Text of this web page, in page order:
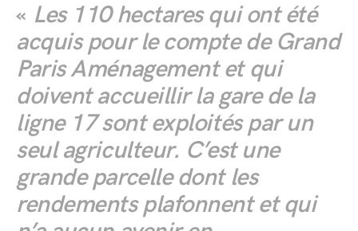
« Les 110 hectares qui ont été
acquis pour le compte de Grand
Paris Aménagement et qui
doivent accueillir la gare de la
ligne 17 sont exploités par un
seul agriculteur. C’est une
grande parcelle dont les
rendements plafonnent et qui